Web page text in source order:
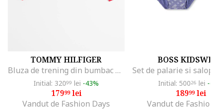
TOMMY HILFIGER
Bluza de trening din bumbac organic cu logo, Roz zmeuriu
Initial: 32099 lei -43%
17999lei
Vandut de Fashion Days
BOSS
Initial: 50026 lei -
18999lei
Vandut de Fashion